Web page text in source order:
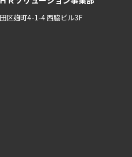
区麹町4-1-4 西脇ビル3F